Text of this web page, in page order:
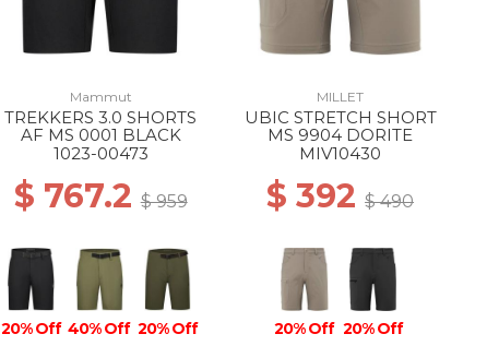
Mammut
TREKKERS 3.0 SHORTS
AF MS 0001 BLACK
1023-00473
$ 767.2$ 959
20% Off 40% Off 20% Off
MILLET
UBIC STRETCH SHORT
MS 9904 DORITE
MIV10430
$ 392$ 490
20% Off 20% Off